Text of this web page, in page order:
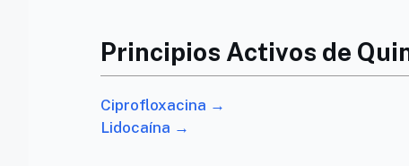
Principios Activos de
Ciprofloxacina →
Lidocaína →